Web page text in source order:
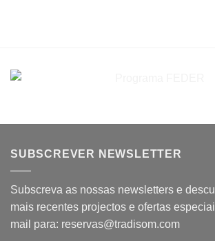
SUBSCREVER NEWSLETTER
Subscreva as nossas newsletters e
mais recentes projectos e ofertas
mail para: reservas@tradisom.com